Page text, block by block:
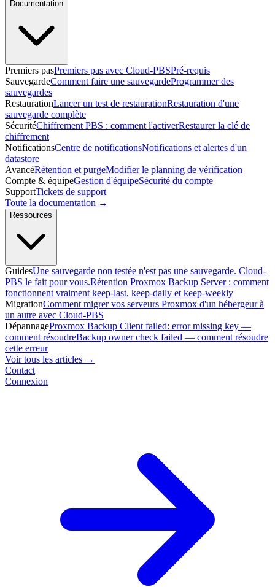
Documentation
Premiers pasPremiers pas avec Cloud-PBSPré-requis
SauvegardeComment faire une sauvegardeProgrammer des
sauvegardes
RestaurationLancer un test de restaurationRestauration d'une
sauvegarde complète
SécuritéChiffrement PBS : comment l'activerRestaurer la clé de
chiffrement
NotificationsCentre de notificationsNotifications et alertes d'un
datastore
AvancéRétention et purgeModifier le planning de vérification
Compte & équipeGestion d'équipeSécurité du compte
SupportTickets de support
Toute la documentation →
Ressources
GuidesUne sauvegarde non testée n'est pas une sauvegarde. Cloud-
PBS le fait pour vous.Rétention Proxmox Backup Server : comment
fonctionnent vraiment keep-last, keep-daily et keep-weekly
MigrationComment migrer vos serveurs Proxmox d'un hébergeur à
un autre avec Cloud-PBS
DépannageProxmox Backup Client failed: error missing key —
comment résoudreBackup owner check failed — comment résoudre
cette erreur
Voir tous les articles →
Contact
Connexion